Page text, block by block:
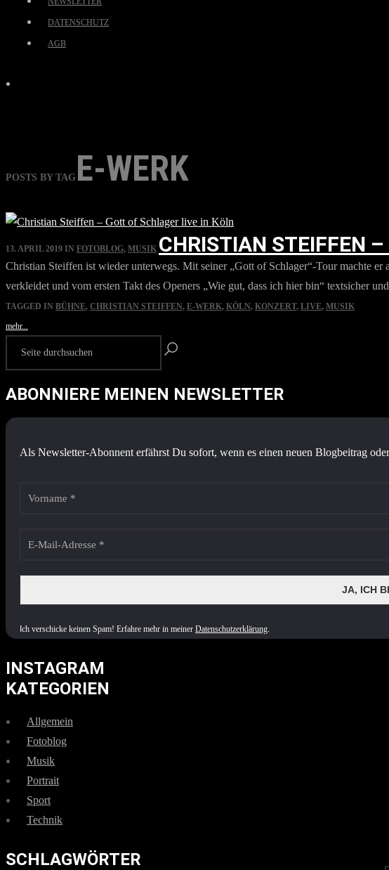
DATENSCHUTZ
AGB
POSTS BY TAG E-WERK
13. APRIL 2019 IN FOTOBLOG, MUSIK CHRISTIAN STEIFFEN
Christian Steiffen ist wieder unterwegs. Mit seiner „Gott of Schlager“-Tour machte
verkleidet und vom ersten Takt des Openers „Wie gut, dass ich hier bin“ textsicher
TAGGED IN BÜHNE, CHRISTIAN STEIFFEN, E-WERK, KÖLN, KONZERT, LIVE, MUSIK
mehr...
ABONNIERE MEINEN NEWSLETTER
Als Newsletter-Abonnent erfährst Du sofort, wenn es einen neuen Blogbeitrag
ch verschicke keinen Spam! Erfahre mehr in meiner Datenschutzerklärung.
INSTAGRAM
KATEGORIEN
Allgemein
Fotoblog
Musik
Portrait
Sport
Technik
SCHLAGWÖRTER